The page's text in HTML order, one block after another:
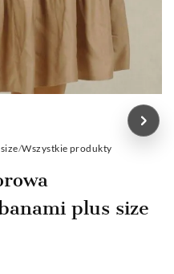
/Wszystkie produkty
plus size